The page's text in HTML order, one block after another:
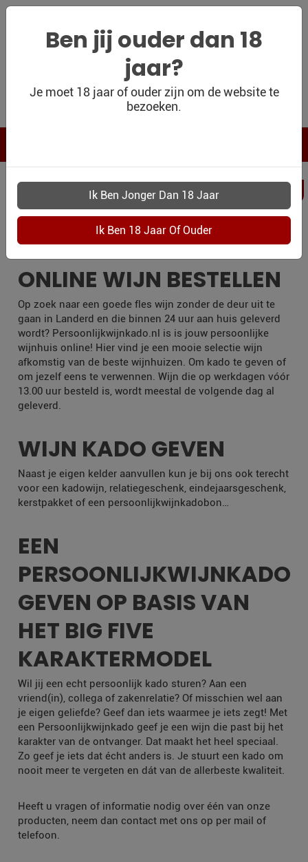
WIJNSHOP
WIJN BLOG
WIJN OUTLET
PERSOONLIJK-
WIJN-
KADOBON
CONTACT
Ben jij ouder dan 18
jaar?
Je moet 18 jaar of ouder zijn om de website te
bezoeken.
LANDERD
ONLINE WIJN BESTELLEN
Op zoek naar een goede fles wijn zonder de deur uit te
gaan in Landerd en die binnen 24 uur aan huis geleverd
wordt? Persoonlijkwijnkado.nl is is jouw persoonlijke
wijnhuis online! Hier vind je een mooie selectie wijn
afkomstig van de beste wijnhuizen. Om kado te geven of
om jezelf eens te verwennen. Wijn die op werkdagen vóór
13.00 uur besteld is, wordt meestal de volgende dag al
geleverd.
WIJN KADO GEVEN
Naast je eigen kelder aanvullen kun je bij ons ook terecht
voor een kadowijn, relatiegeschenk, eindejaarsgeschenk,
kerstpakket of een persoonlijkwijnkadobon…
EEN
PERSOONLIJKWIJNKADO
GEVEN OP BASIS VAN
HET BIG FIVE
KARAKTERMODEL
Wil jij een echt persoonlijk kado sturen? Aan een
vriend(in), collega of zakenrelatie? Of misschien wel aan
je eigen geliefde? Geef dan iets waarmee je iets zegt! Met
een Persoonlijkwijnkado geef je een wijn die past bij het
karakter van de ontvanger. Dat maakt het heel speciaal.
Zo geef je iets dat écht anders is. Je stuurt een kado om
nooit meer te vergeten en dát van de allerbeste kwaliteit.
Heeft u vragen of informatie nodig over één van onze
producten, neem dan contact met ons op per mail of
telefoon.